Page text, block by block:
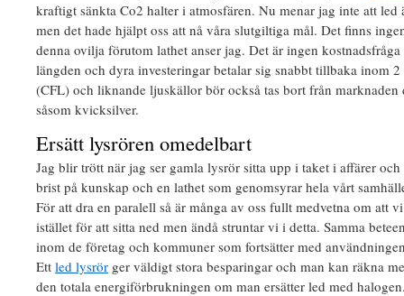
kraftigt sänkta Co2 halter i atmosfären. Nu menar jag inte att
men det hade hjälpt oss att nå våra slutgiltiga mål. Det finns
denna ovilja förutom lathet anser jag. Det är ingen
längden och dyra investeringar betalar sig snabbt tillbaka inom
(CFL) och liknande ljuskällor bör också tas bort från
såsom kvicksilver.
Ersätt lysrören omedelbart
Jag blir trött när jag ser gamla lysrör sitta upp i taket i affärer
brist på kunskap och en lathet som genomsyrar hela vårt
För att dra en paralell så är många av oss fullt medvetna om att
istället för att sitta ned men ändå struntar vi i detta. Samma
inom de företag och kommuner som fortsätter med
Ett led lysrör ger väldigt stora besparingar och man kan räkna
den totala energiförbrukningen om man ersätter led med